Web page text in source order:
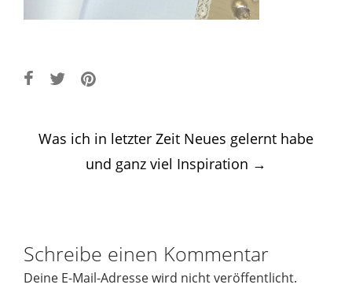
Post
navigation
Was ich in letzter Zeit Neues gelernt habe
und ganz viel Inspiration →
Schreibe einen Kommentar
Deine E-Mail-Adresse wird nicht veröffentlicht.